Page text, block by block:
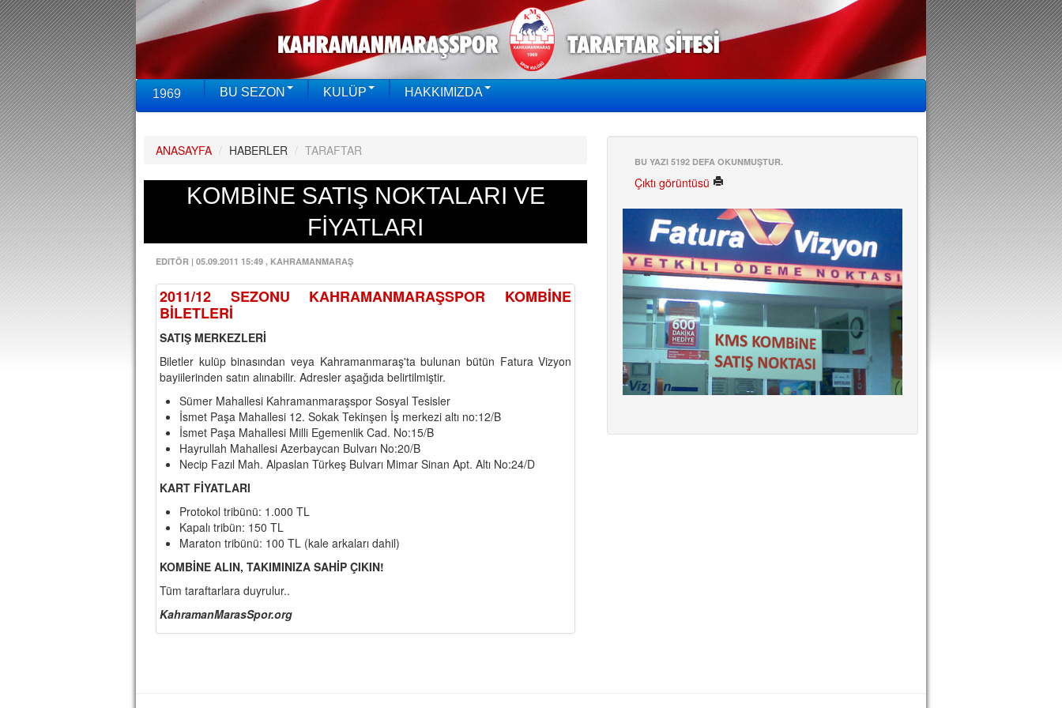
1969 BU SEZON KULÜP HAKKIMIZDA
ANASAYFA / HABERLER / TARAFTAR
KOMBİNE SATIŞ NOKTALARI VE
FİYATLARI
EDITÖR | 05.09.2011 15:49 , KAHRAMANMARAŞ
2011/12 SEZONU KAHRAMANMARAŞSPOR KOMBİNE
BİLETLERİ
SATIŞ MERKEZLERİ
Biletler kulüp binasından veya Kahramanmaraş'ta bulunan bütün Fatura Vizyon
bayiilerinden satın alınabilir. Adresler aşağıda belirtilmiştir.
Sümer Mahallesi Kahramanmaraşspor Sosyal Tesisler
İsmet Paşa Mahallesi 12. Sokak Tekinşen İş merkezi altı no:12/B
İsmet Paşa Mahallesi Milli Egemenlik Cad. No:15/B
Hayrullah Mahallesi Azerbaycan Bulvarı No:20/B
Necip Fazıl Mah. Alpaslan Türkeş Bulvarı Mimar Sinan Apt. Altı No:24/D
KART FİYATLARI
Protokol tribünü: 1.000 TL
Kapalı tribün: 150 TL
Maraton tribünü: 100 TL (kale arkaları dahil)
KOMBİNE ALIN, TAKIMINIZA SAHİP ÇIKIN!
Tüm taraftarlara duyrulur..
KahramanMarasSpor.org
BU YAZI 5192 DEFA OKUNMUŞTUR.
Çıktı görüntüsü